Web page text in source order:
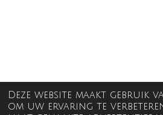
Deze website maakt gebruik
om uw ervaring te